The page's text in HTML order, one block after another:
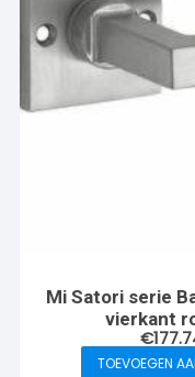
Mi Satori serie
vierkant
€
TOEVOEGEN